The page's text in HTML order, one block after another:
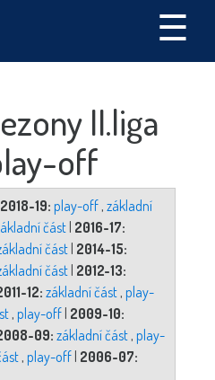
☰
II.liga
off
2018-19: play-off, základní
část| 2016-17:
část| 2014-15:
část| 2012-13:
12:základní část, play-
, play-off | 2009-10:
09:základní část, play-
, play-off | 2006-07: